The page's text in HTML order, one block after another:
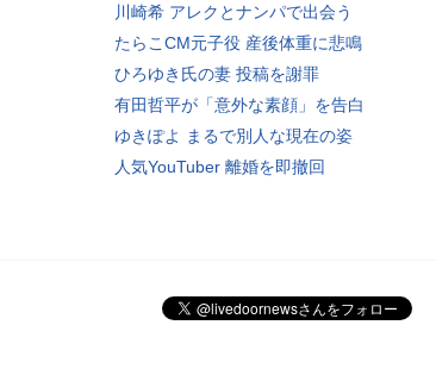
川崎希 アレクとナンパで出会う
たらこCM元子役 産後体重に悲鳴
ひろゆき氏の妻 投稿を謝罪
有田哲平が「意外な素顔」を告白
ゆきぽよ まるで別人な現在の姿
人気YouTuber 離婚を即撤回